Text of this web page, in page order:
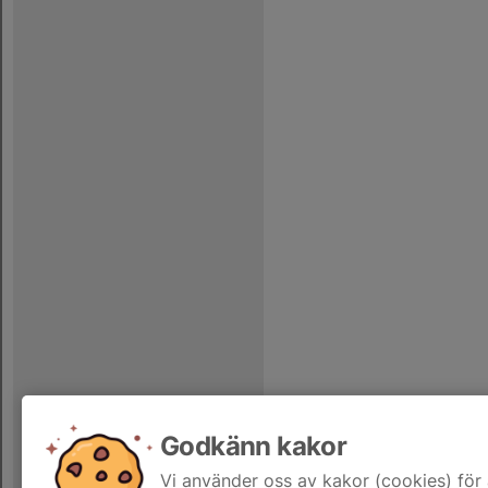
Godkänn kakor
Vi använder oss av kakor (cookies)